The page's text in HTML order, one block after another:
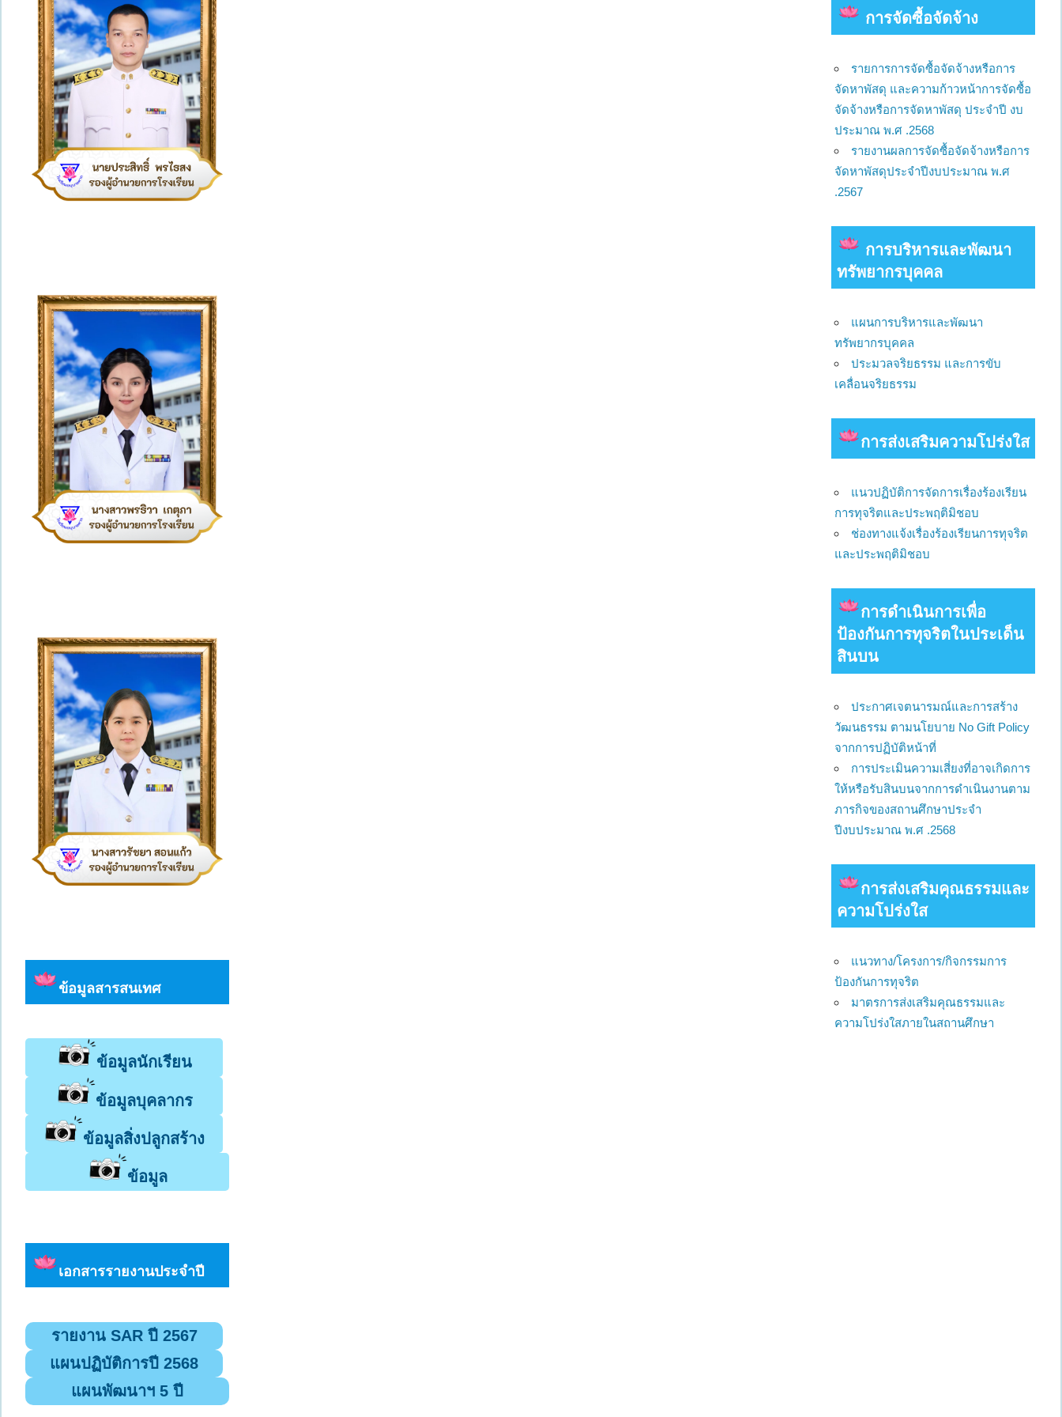
ข้อมูลสารสนเทศ
ข้อมูลนักเรียน
ข้อมูลบุคลากร
ข้อมูลสิ่งปลูกสร้าง
ข้อมูล
เอกสารรายงานประจำปี
รายงาน SAR ปี 2567
แผนปฏิบัติการปี 2568
แผนพัฒนาฯ 5 ปี
การจัดซื้อจัดจ้าง
รายการการจัดซื้อจัดจ้างหรือการ
จัดหาพัสดุ และความก้าวหน้าการจัดซื้อ
จัดจ้างหรือการจัดหาพัสดุ ประจำปี งบ
ประมาณ พ.ศ .2568
รายงานผลการจัดซื้อจัดจ้างหรือการ
จัดหาพัสดุประจำปีงบประมาณ พ.ศ
.2567
การบริหารและพัฒนา
ทรัพยากรบุคคล
แผนการบริหารและพัฒนา
ทรัพยากรบุคคล
ประมวลจริยธรรม และการขับ
เคลื่อนจริยธรรม
การส่งเสริมความโปร่งใส
แนวปฏิบัติการจัดการเรื่องร้องเรียน
การทุจริตและประพฤติมิชอบ
ช่องทางแจ้งเรื่องร้องเรียนการทุจริต
และประพฤติมิชอบ
การดําเนินการเพื่อ
ป้องกันการทุจริตในประเด็น
สินบน
ประกาศเจตนารมณ์และการสร้าง
วัฒนธรรม ตามนโยบาย No Gift Policy
จากการปฏิบัติหน้าที่
การประเมินความเสี่ยงที่อาจเกิดการ
ให้หรือรับสินบนจากการดำเนินงานตาม
ภารกิจของสถานศึกษาประจำ
ปีงบประมาณ พ.ศ .2568
การส่งเสริมคุณธรรมและ
ความโปร่งใส
แนวทาง/โครงการ/กิจกรรมการ
ป้องกันการทุจริต
มาตรการส่งเสริมคุณธรรมและ
ความโปร่งใสภายในสถานศึกษา